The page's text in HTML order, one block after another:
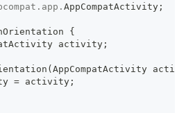
. app . AppCompatActivity ;
{
activity ;
( AppCompatActivity
= activity ;